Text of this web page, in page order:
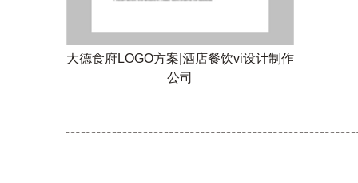
大德食府LOGO方案|酒店餐饮vi设计制作
公司